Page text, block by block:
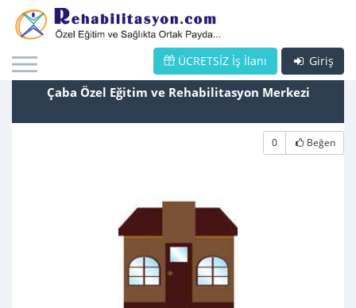
Giriş
ÜCRETSİZ İş İlanı
Çaba Özel Eğitim ve Rehabilitasyon Merkezi
0 Beğen